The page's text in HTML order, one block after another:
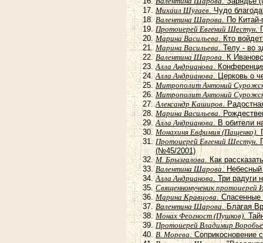
Михаил Шугаев. Чудо
Валентина Шарова. По
Протоиерей Евгений Шестун.
Марина Васильева. Кто
Марина Васильева. Телу - во
Валентина Шарова. К
Алла Андрианова.
Алла Андрианова. Церковь о
Митрополит Антоний
Митрополит Антоний
Александр Каширов.
Марина Васильева.
Алла Андрианова. В обители
Монахиня Евфимия (Пащенко).
Протоиерей Евгений Шестун.
(№45/2001)
М. Брызгалова. Как
Валентина Шарова.
Алла Андрианова. Три радуги
Священномученик протоиерей
Марина Кравцова.
Валентина Шарова. Благая
Монах Феогност (Пушков).
Протоиерей Владимир
В. Морева. Соприкосновение